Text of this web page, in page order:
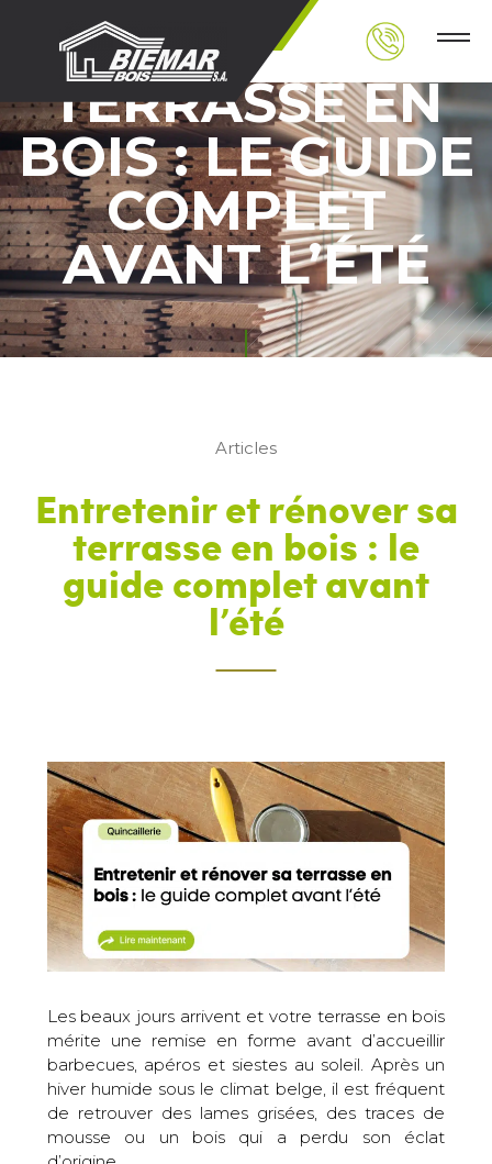
RÉNOVER SA
TERRASSE EN
BOIS : LE GUIDE
COMPLET
AVANT L’ÉTÉ
Articles
Entretenir et rénover sa
terrasse en bois : le
guide complet avant
l’été
Les beaux jours arrivent et votre terrasse en bois
mérite une remise en forme avant d’accueillir
barbecues, apéros et siestes au soleil. Après un
hiver humide sous le climat belge, il est fréquent
de retrouver des lames grisées, des traces de
mousse ou un bois qui a perdu son éclat